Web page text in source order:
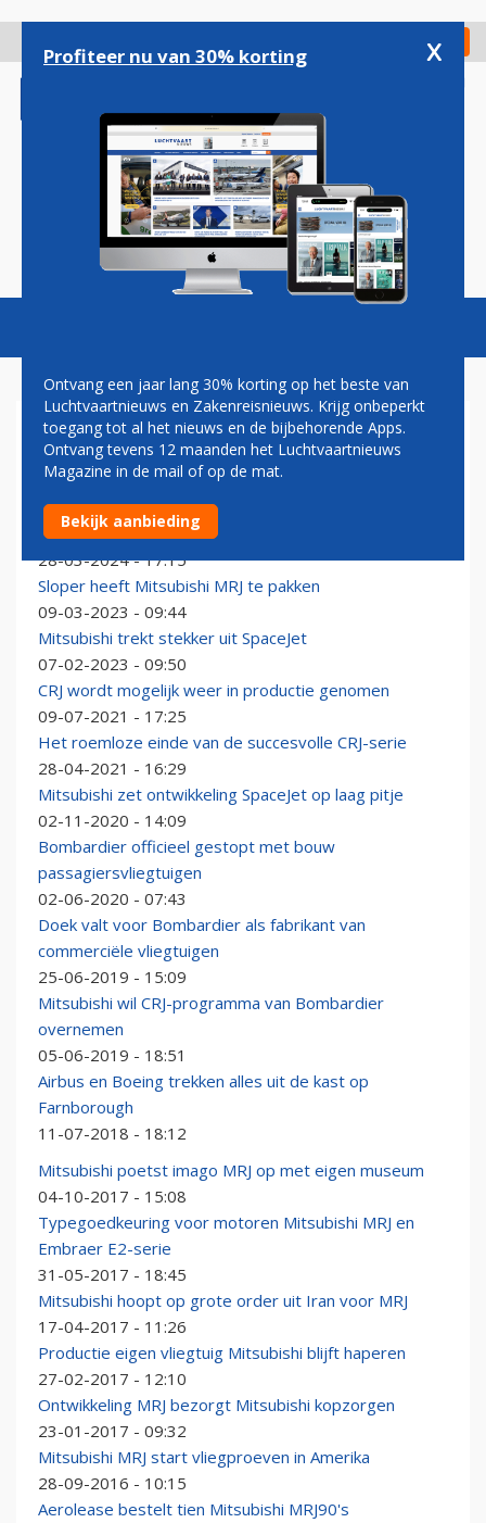
gaan
Check in
Magazine Podcasts Vacatures
MITSUBISHI
Japan wil nieuwe poging doen om passagiersvliegtuig
te ontwikkelen
28-03-2024 - 17:15
Sloper heeft Mitsubishi MRJ te pakken
09-03-2023 - 09:44
Mitsubishi trekt stekker uit SpaceJet
07-02-2023 - 09:50
CRJ wordt mogelijk weer in productie genomen
09-07-2021 - 17:25
Het roemloze einde van de succesvolle CRJ-serie
28-04-2021 - 16:29
Mitsubishi zet ontwikkeling SpaceJet op laag pitje
02-11-2020 - 14:09
Bombardier officieel gestopt met bouw
passagiersvliegtuigen
02-06-2020 - 07:43
Doek valt voor Bombardier als fabrikant van
commerciële vliegtuigen
25-06-2019 - 15:09
Mitsubishi wil CRJ-programma van Bombardier
overnemen
05-06-2019 - 18:51
Airbus en Boeing trekken alles uit de kast op
Farnborough
11-07-2018 - 18:12
Mitsubishi poetst imago MRJ op met eigen museum
04-10-2017 - 15:08
Typegoedkeuring voor motoren Mitsubishi MRJ en
Embraer E2-serie
31-05-2017 - 18:45
Mitsubishi hoopt op grote order uit Iran voor MRJ
17-04-2017 - 11:26
Productie eigen vliegtuig Mitsubishi blijft haperen
27-02-2017 - 12:10
Ontwikkeling MRJ bezorgt Mitsubishi kopzorgen
23-01-2017 - 09:32
Mitsubishi MRJ start vliegproeven in Amerika
28-09-2016 - 10:15
Aerolease bestelt tien Mitsubishi MRJ90's
Profiteer nu van 30% korting x
Ontvang een jaar lang 30% korting op het beste van
Luchtvaartnieuws en Zakenreisnieuws. Krijg onbeperkt
toegang tot al het nieuws en de bijbehorende Apps.
Ontvang tevens 12 maanden het Luchtvaartnieuws
Magazine in de mail of op de mat.
Bekijk aanbieding